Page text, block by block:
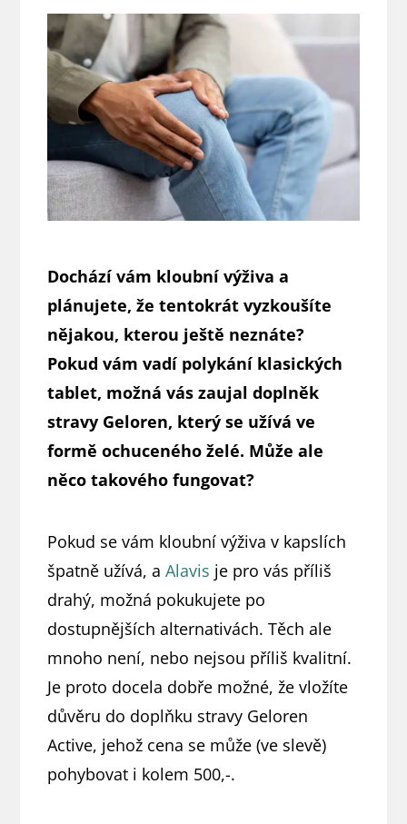
Dochází vám kloubní výživa a
plánujete, že tentokrát vyzkoušíte
nějakou, kterou ještě neznáte?
Pokud vám vadí polykání klasických
tablet, možná vás zaujal doplněk
stravy Geloren, který se užívá ve
formě ochuceného želé. Může ale
něco takového fungovat?
Pokud se vám kloubní výživa v kapslích
špatně užívá, aAlavis je pro vás příliš
drahý, možná pokukujete po
dostupnějších alternativách. Těch ale
mnoho není, nebo nejsou příliš kvalitní.
Je proto docela dobře možné, že vložíte
důvěru do doplňku stravy Geloren
Active, jehož cena se může (ve slevě)
pohybovat i kolem 500,-.